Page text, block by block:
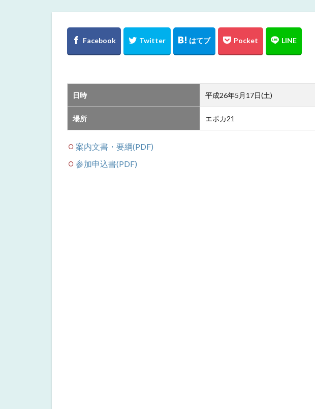
日時 平成26年5月17日(土)
場所 エポカ21
案内文書・要綱(PDF)
参加申込書(PDF)